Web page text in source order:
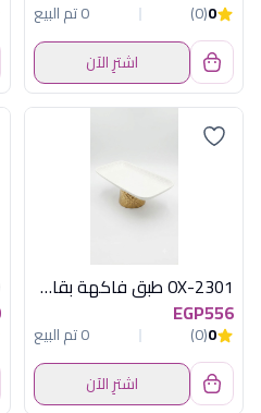
0
(0)
0 تم البيع
اشترِ الآن
OX-2301 طبق فاكهة بقاعدة ذهبى اكسفورد
EGP556
0
(0)
0 تم البيع
اشترِ الآن